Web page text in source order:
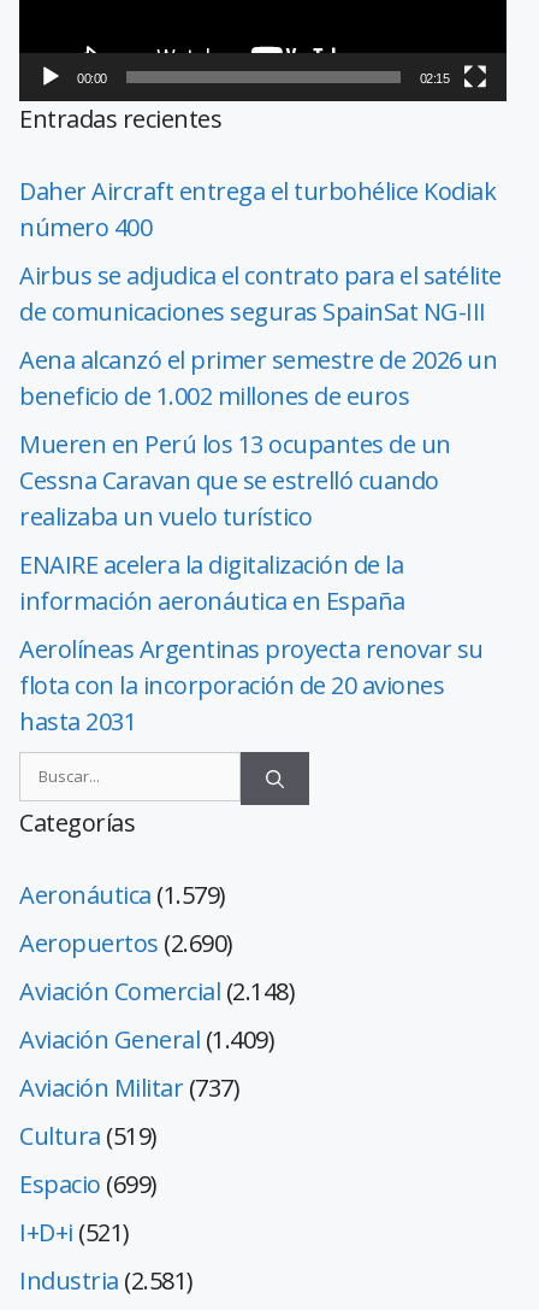
00:00 02:15
Entradas recientes
Daher Aircraft entrega el turbohélice Kodiak
número 400
Airbus se adjudica el contrato para el satélite
de comunicaciones seguras SpainSat NG-III
Aena alcanzó el primer semestre de 2026 un
beneficio de 1.002 millones de euros
Mueren en Perú los 13 ocupantes de un
Cessna Caravan que se estrelló cuando
realizaba un vuelo turístico
ENAIRE acelera la digitalización de la
información aeronáutica en España
Aerolíneas Argentinas proyecta renovar su
flota con la incorporación de 20 aviones
hasta 2031
Categorías
Aeronáutica (1.579)
Aeropuertos (2.690)
Aviación Comercial (2.148)
Aviación General (1.409)
Aviación Militar(737)
Cultura (519)
Espacio (699)
I+D+i (521)
Industria (2.581)